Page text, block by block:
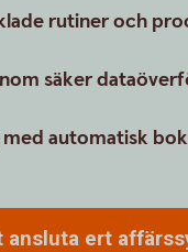
rutiner och
säker
automatisk
ansluta ert